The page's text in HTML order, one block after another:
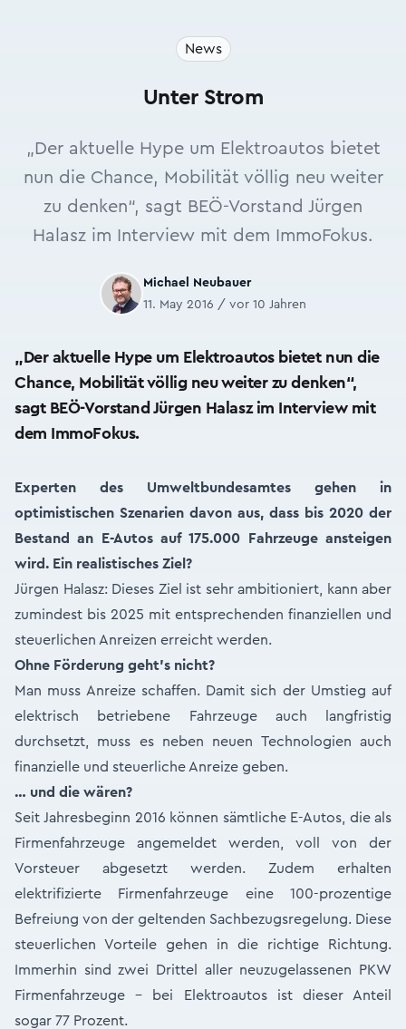
News
Unter Strom
„Der aktuelle Hype um Elektro­autos bietet
nun die Chance, Mobilität völlig neu weiter
zu denken“, sagt BEÖ-Vorstand Jürgen
Halasz im Interview mit dem ImmoFokus.
Michael Neubauer
11. May 2016 / vor 10 Jahren
„Der aktuelle Hype um Elektro­autos bietet nun die
Chance, Mobilität völlig neu weiter zu denken“,
sagt BEÖ-Vorstand Jürgen Halasz im Interview mit
dem ImmoFokus.
Experten des Umweltbundesamtes gehen in
optimistischen Szenarien davon aus, dass bis 2020 der
Bestand an E-Autos auf 175.000 Fahrzeuge ansteigen
wird. Ein realistisches Ziel?
Jürgen Halasz: Dieses Ziel ist sehr ambitioniert, kann aber
zumindest bis 2025 mit entsprechenden finanziellen und
steuerlichen Anreizen erreicht werden.
Ohne Förderung geht’s nicht?
Man muss Anreize schaffen. Damit sich der Umstieg auf
elektrisch betriebene Fahrzeuge auch langfristig
durchsetzt, muss es neben neuen Technologien auch
finanzielle und steuerliche Anreize geben.
… und die wären?
Seit Jahresbeginn 2016 können sämtliche E-Autos, die als
Firmenfahrzeuge angemeldet werden, voll von der
Vorsteuer abgesetzt werden. Zudem erhalten
elektrifizierte Firmen­fahrzeuge eine 100-prozentige
Befreiung von der geltenden Sachbezugsregelung. Diese
steuerlichen Vorteile gehen in die richtige Richtung.
Immerhin sind zwei Drittel aller neuzugelassenen PKW
Firmenfahrzeuge - bei Elektroautos ist dieser Anteil
sogar 77 Prozent.